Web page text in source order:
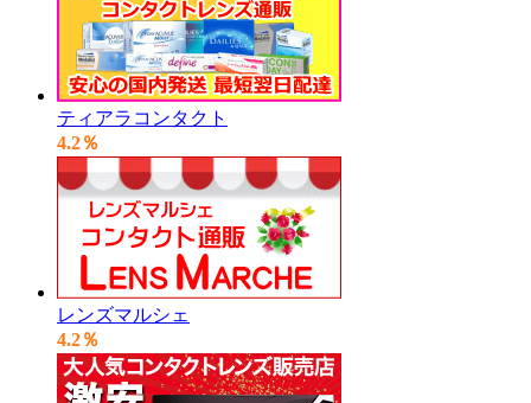
ティアラコンタクト
4.2％
レンズマルシェ
4.2％